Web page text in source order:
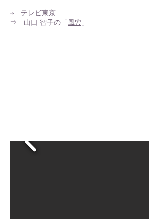
⇒ テレビ東京
⇒ 山口 智子の「 風穴 」